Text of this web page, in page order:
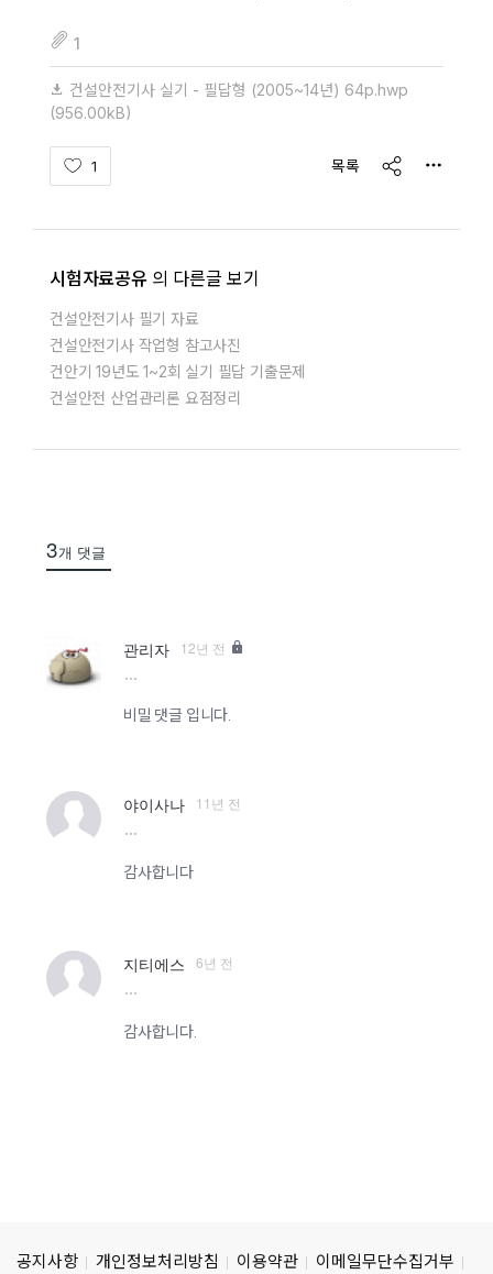
fileAttachedList
1
건설안전기사 실기 - 필답형 (2005~14년) 64p.hwp
(956.00kB)
1 목록 share
시험자료공유 의 다른글 보기
건설안전기사 필기 자료
건설안전기사 작업형 참고사진
건안기 19년도 1~2회 실기 필답 기출문제
건설안전 산업관리론 요점정리
3개 댓글
관리자 12년 전
비밀 댓글 입니다.
야이사나 11년 전
감사합니다
지티에스 6년 전
감사합니다.
공지사항 개인정보처리방침 이용약관 이메일무단수집거부